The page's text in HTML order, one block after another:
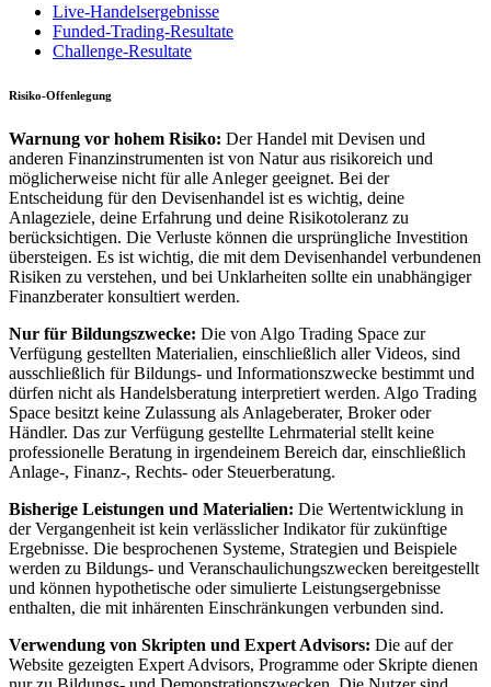
Live-Handelsergebnisse
Funded-Trading-Resultate
Challenge-Resultate
Risiko-Offenlegung
Warnung vor hohem Risiko: Der Handel mit Devisen und
anderen Finanzinstrumenten ist von Natur aus risikoreich und
möglicherweise nicht für alle Anleger geeignet. Bei der
Entscheidung für den Devisenhandel ist es wichtig, deine
Anlageziele, deine Erfahrung und deine Risikotoleranz zu
berücksichtigen. Die Verluste können die ursprüngliche Investition
übersteigen. Es ist wichtig, die mit dem Devisenhandel verbundenen
Risiken zu verstehen, und bei Unklarheiten sollte ein unabhängiger
Finanzberater konsultiert werden.
Nur für Bildungszwecke: Die von Algo Trading Space zur
Verfügung gestellten Materialien, einschließlich aller Videos, sind
ausschließlich für Bildungs- und Informationszwecke bestimmt und
dürfen nicht als Handelsberatung interpretiert werden. Algo Trading
Space besitzt keine Zulassung als Anlageberater, Broker oder
Händler. Das zur Verfügung gestellte Lehrmaterial stellt keine
professionelle Beratung in irgendeinem Bereich dar, einschließlich
Anlage-, Finanz-, Rechts- oder Steuerberatung.
Bisherige Leistungen und Materialien: Die Wertentwicklung in
der Vergangenheit ist kein verlässlicher Indikator für zukünftige
Ergebnisse. Die besprochenen Systeme, Strategien und Beispiele
werden zu Bildungs- und Veranschaulichungszwecken bereitgestellt
und können hypothetische oder simulierte Leistungsergebnisse
enthalten, die mit inhärenten Einschränkungen verbunden sind.
Verwendung von Skripten und Expert Advisors: Die auf der
Website gezeigten Expert Advisors, Programme oder Skripte dienen